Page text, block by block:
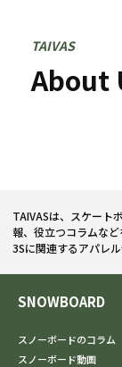
TAIVAS
About
TAIVASは、スケート
報、役立つコラムなど
3Sに関連するアパレ
SNOWBOARD
スノーボードのコラム
スノーボード動画